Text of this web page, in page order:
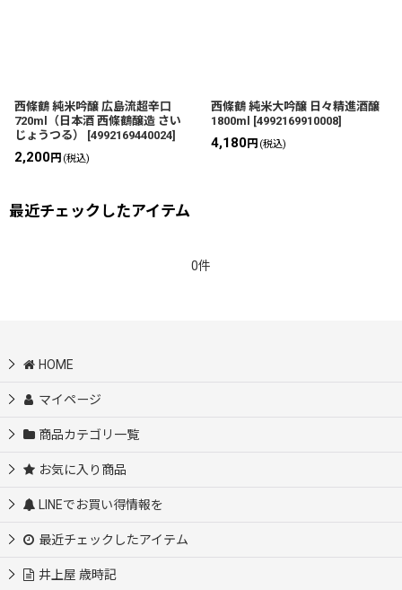
西條鶴 純米吟醸 広島流超辛口
720ml（日本酒 西條鶴醸造 さい
じょうつる）
[4992169440024]
2,200円 (税込)
西條鶴 純米大吟醸 日々精進酒醸
1800ml
[4992169910008]
4,180円 (税込)
最近チェックしたアイテム
0件
HOME
マイページ
商品カテゴリ一覧
お気に入り商品
LINEでお買い得情報を
最近チェックしたアイテム
井上屋 歳時記